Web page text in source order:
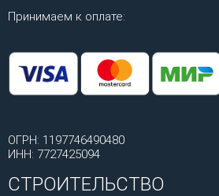
Принимаем к оплате:
ОГРН: 1197746490480
ИНН: 7727425094
СТРОИТЕЛЬСТВО